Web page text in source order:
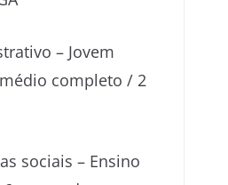
– Jovem
completo / 2
sociais – Ensino